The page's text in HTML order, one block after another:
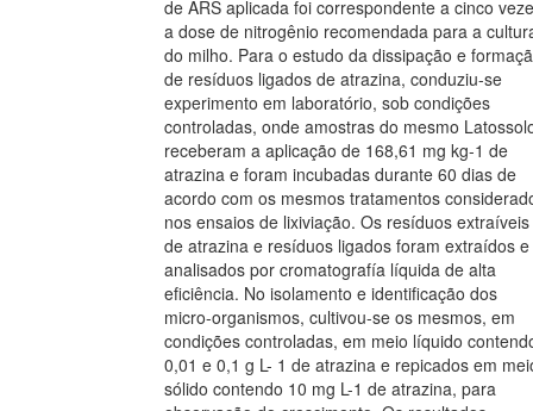
de ARS aplicada foi correspondente a cinco
a dose de nitrogênio recomendada para a
do milho. Para o estudo da dissipação e
de resíduos ligados de atrazina, conduziu-se
experimento em laboratório, sob condições
controladas, onde amostras do mesmo
receberam a aplicação de 168,61 mg kg-1 de
atrazina e foram incubadas durante 60 dias de
acordo com os mesmos tratamentos
nos ensaios de lixiviação. Os resíduos extraíveis
de atrazina e resíduos ligados foram extraídos e
analisados por cromatografía líquida de alta
eficiência. No isolamento e identificação dos
micro-organismos, cultivou-se os mesmos, em
condições controladas, em meio líquido
0,01 e 0,1 g L- 1 de atrazina e repicados em
sólido contendo 10 mg L-1 de atrazina, para